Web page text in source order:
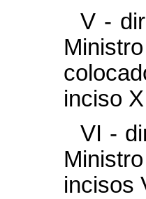
V -
inciso
VI -
incisos